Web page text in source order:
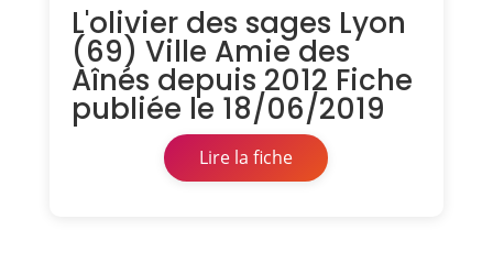
L'olivier des sages Lyon
(69) Ville Amie des
Aînés depuis 2012 Fiche
publiée le 18/06/2019
Lire la fiche